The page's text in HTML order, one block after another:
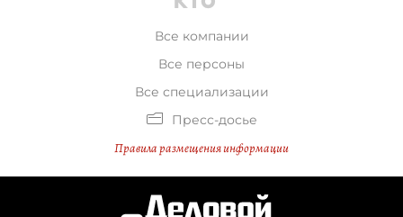
Все компании
Все персоны
Все специализации
Пресс-досье
Правила размещения информации